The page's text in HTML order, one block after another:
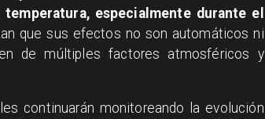
especialmente durante el
que sus efectos no son automáticos ni
de múltiples factores atmosféricos y
continuarán monitoreando la evolución